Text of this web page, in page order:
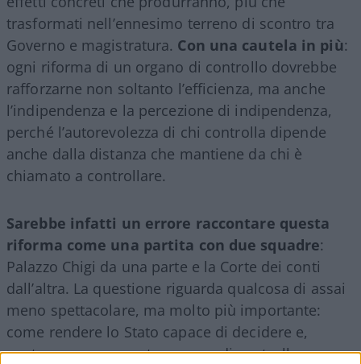
trasformati nell’ennesimo terreno di scontro tra
Governo e magistratura. Con una cautela in più:
ogni riforma di un organo di controllo dovrebbe
rafforzarne non soltanto l’efficienza, ma anche
l’indipendenza e la percezione di indipendenza,
perché l’autorevolezza di chi controlla dipende
anche dalla distanza che mantiene da chi è
chiamato a controllare.
Sarebbe infatti un errore raccontare questa
riforma come una partita con due squadre:
Palazzo Chigi da una parte e la Corte dei conti
dall’altra. La questione riguarda qualcosa di assai
meno spettacolare, ma molto più importante:
come rendere lo Stato capace di decidere e,
contemporaneamente, capace di controllare se